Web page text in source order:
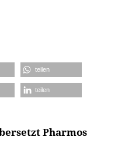
teilen
teilen
Pharmos